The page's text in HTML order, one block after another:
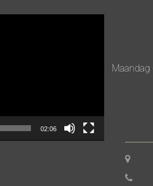
02:06
Maandag